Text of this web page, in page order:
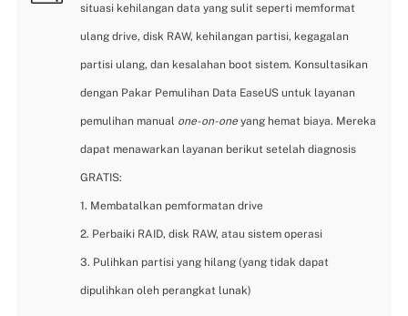
situasi kehilangan data yang sulit seperti memformat
ulang drive, disk RAW, kehilangan partisi, kegagalan
partisi ulang, dan kesalahan boot sistem. Konsultasikan
dengan Pakar Pemulihan Data EaseUS untuk layanan
pemulihan manual one-on-one yang hemat biaya. Mereka
dapat menawarkan layanan berikut setelah diagnosis
GRATIS:
1. Membatalkan pemformatan drive
2. Perbaiki RAID, disk RAW, atau sistem operasi
3. Pulihkan partisi yang hilang (yang tidak dapat
dipulihkan oleh perangkat lunak)